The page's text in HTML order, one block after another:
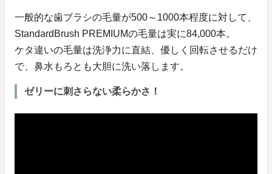
一般的な歯ブラシの毛量が500～1000本程度に対して、
StandardBrush PREMIUMの毛量は実に84,000本。
ケタ違いの毛量は洗浄力に直結、優しく回転させるだけ
で、鼻水もろとも大胆に洗い落します。
ゼリーに刺さらない柔らかさ！